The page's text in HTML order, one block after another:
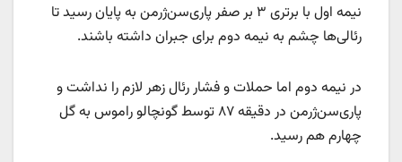
نیمه اول با برتری ۳ بر صفر پاری‌سن‌ژرمن به پایان رسید تا
رئالی‌ها چشم به نیمه دوم برای جبران داشته باشند.
در نیمه دوم اما حملات و فشار رئال زهر لازم را نداشت و
پاری‌سن‌ژرمن در دقیقه ۸۷ توسط گونچالو راموس به گل
چهارم هم رسید.